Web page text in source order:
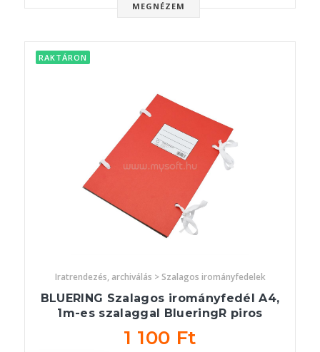
MEGNÉZEM
RAKTÁRON
Iratrendezés, archiválás > Szalagos irományfedelek
BLUERING Szalagos irományfedél A4,
1m-es szalaggal BlueringR piros
1 100 Ft